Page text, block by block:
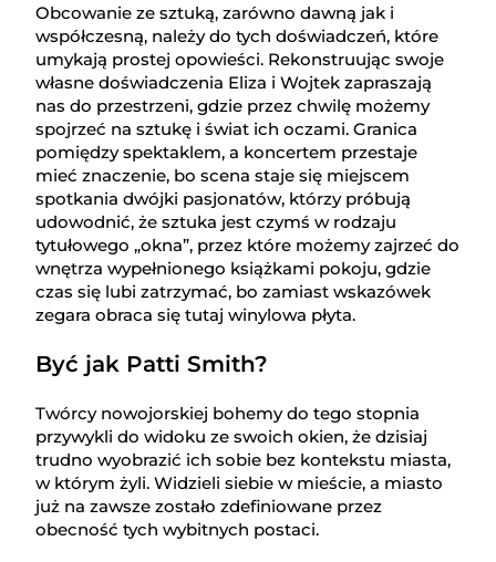
Obcowanie ze sztuką, zarówno dawną jak i
współczesną, należy do tych doświadczeń, które
umykają prostej opowieści. Rekonstruując swoje
własne doświadczenia Eliza i Wojtek zapraszają
nas do przestrzeni, gdzie przez chwilę możemy
spojrzeć na sztukę i świat ich oczami. Granica
pomiędzy spektaklem, a koncertem przestaje
mieć znaczenie, bo scena staje się miejscem
spotkania dwójki pasjonatów, którzy próbują
udowodnić, że sztuka jest czymś w rodzaju
tytułowego „okna”, przez które możemy zajrzeć do
wnętrza wypełnionego książkami pokoju, gdzie
czas się lubi zatrzymać, bo zamiast wskazówek
zegara obraca się tutaj winylowa płyta.
Być jak Patti Smith?
Twórcy nowojorskiej bohemy do tego stopnia
przywykli do widoku ze swoich okien, że dzisiaj
trudno wyobrazić ich sobie bez kontekstu miasta,
w którym żyli. Widzieli siebie w mieście, a miasto
już na zawsze zostało zdefiniowane przez
obecność tych wybitnych postaci.